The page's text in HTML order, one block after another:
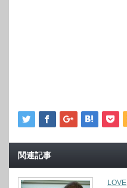
関連記事
LOVE